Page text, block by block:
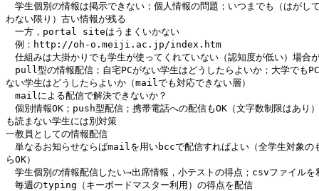
学生個別の情報は掲示できない；個人情報の問題；いつまでも（はがし
わない限り）古い情報が残る
一方，portal siteはうまくいかない
例：http://oh-o.meiji.ac.jp/index.htm
仕組みは大掛かりでも学生が使ってくれていない（認知度が低い）場合
pull型の情報配信；自宅PCがない学生はどうしたらよいか；大学でも
ない学生はどうしたらよいか（mailでも対応できない層）
mailによる配信で解決できないか？
個別情報OK；push型配信；携帯電話への配信もOK（文字数制限はあり
も読まない学生には別対策
一教員としての情報配信
単なるお知らせならばmailを用いbccで配信すればよい（全学生対象の
らOK）
学生個別の情報配信したい→出席情報，小テストの得点；csvファイルを
毎週のtyping（キーボードマスター利用）の得点を配信